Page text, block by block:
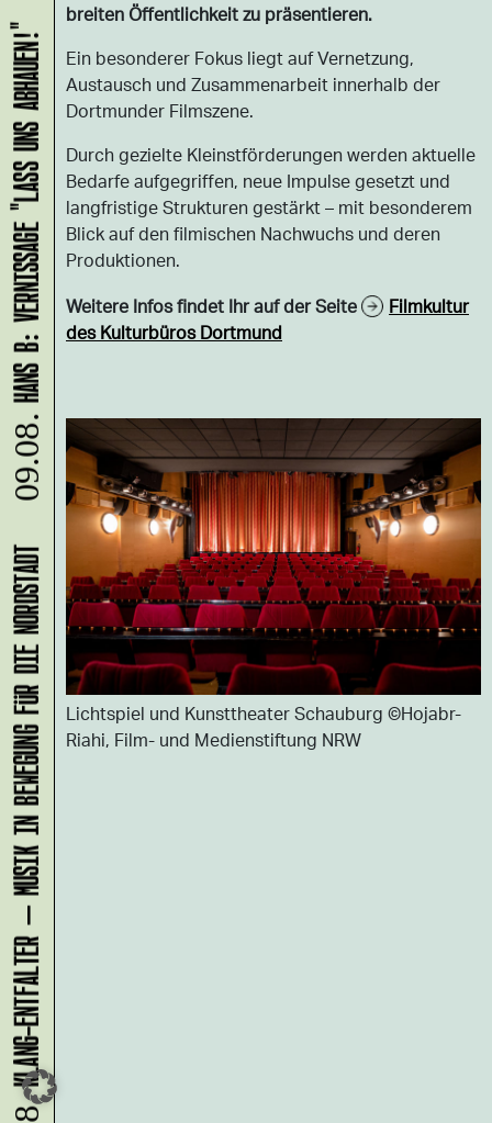
breiten Öffentlichkeit zu präsentieren.
Ein besonderer Fokus liegt auf Vernetzung,
Austausch und Zusammenarbeit innerhalb der
Dortmunder Filmszene.
Durch gezielte Kleinstförderungen werden aktuelle
Bedarfe aufgegriffen, neue Impulse gesetzt und
langfristige Strukturen gestärkt – mit besonderem
Blick auf den filmischen Nachwuchs und deren
Produktionen.
Weitere Infos findet Ihr auf der Seite
Filmkultur
des Kulturbüros Dortmund
Lichtspiel und Kunsttheater Schauburg ©Hojabr-
Riahi, Film- und Medienstiftung NRW
KLANG-ENTFALTER – MUSIK IN BEWEGUNG FÜR DIE NORDSTADT
09.08.
HANS B: VERNISSAGE "LASS UNS ABHAUEN!"